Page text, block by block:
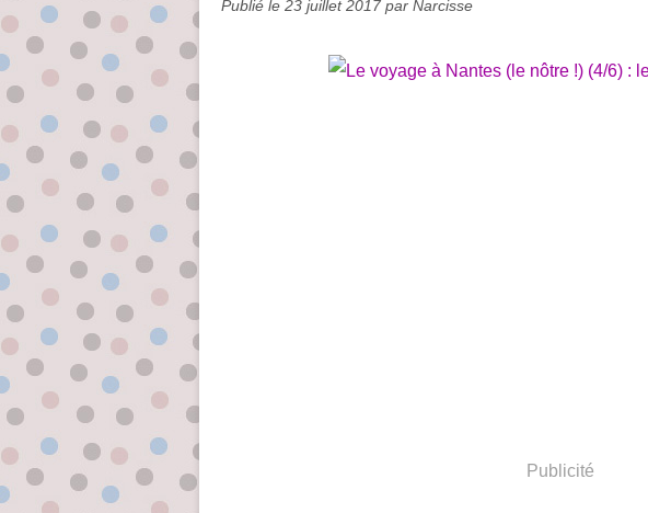
Publié le 23 juillet 2017 par Narcisse
Publicité